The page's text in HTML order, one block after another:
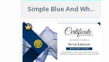
Simple Blue And White Rectangle Certificate